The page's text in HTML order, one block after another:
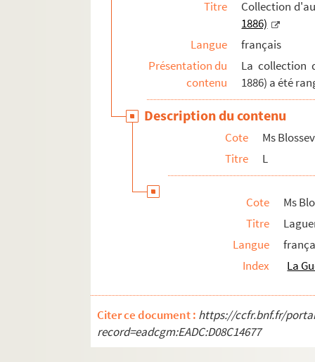
Ms Blosseville-1069. Lansdowne
Ms Blosseville-1072. Lapopelinière
Ms Blosseville-1073. Laplace (Marquis
Ms Blosseville-1074. Laporte (Hippolyte)
Ms Blosseville-1075. Laporte-Lalanne
Ms Blosseville-1076. Laporte du Theil
Ms Blosseville-1077. Lapylaire (Baron
Ms Blosseville-1078. Larcy (Baron de)
Ms Blosseville-1079. La Reynie (De)
Ms Blosseville-1080. La Rochefoucauld
Ms Blosseville-1081. La Rochefoucauld
Ms Blosseville-1082. Larochejaquelein
Ms Blosseville-1083. Larochejaquelein
Ms Blosseville-1084. Larochejaquelein
Titre
Collection
1886)
Langue
français
Présentation du
contenu
La collection
1886) a été
Description du contenu
Cote
Ms
Titre
L
Cote
Ms
Titre
Langue
Index
La
Citer ce document : https://ccfr.bnf.fr/
record=eadcgm:EADC:D08C14677